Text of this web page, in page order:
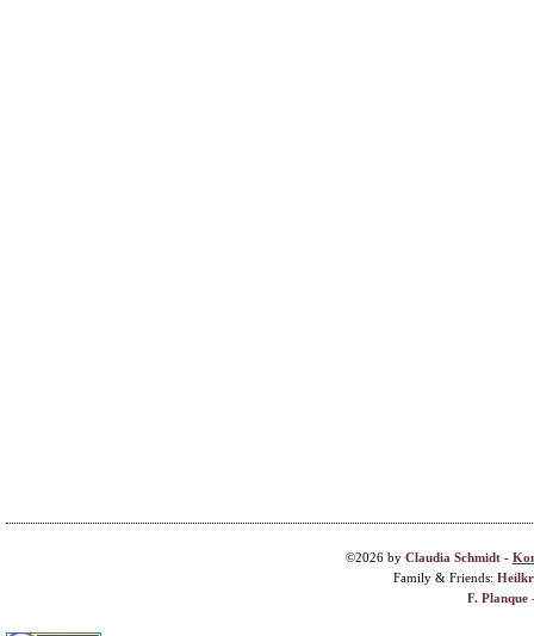
©2026 by Claudia Schmidt-
Family & Friends:
F. Planque